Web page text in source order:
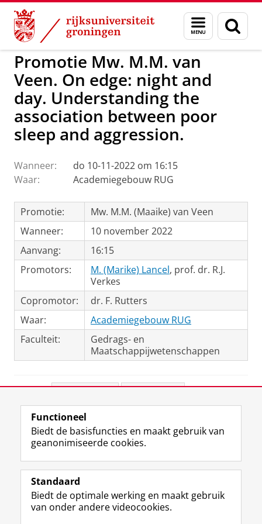
Skip
Content
Skip
Navigation
Menu
en
zoeken
GMW Activiteiten
Promotie Mw. M.M. van
Veen. On edge: night and
day. Understanding the
association between poor
sleep and aggression.
Wanneer:
do 10-11-2022 om 16:15
Waar:
Academiegebouw RUG
Promotie:
Mw. M.M. (Maaike) van Veen
Wanneer:
10 november 2022
Aanvang:
16:15
Promotors:
M. (Marike) Lancel, prof. dr. R.J.
Verkes
Copromotor:
dr. F. Rutters
Waar:
Academiegebouw RUG
Faculteit:
Gedrags- en
Maatschappijwetenschappen
View this page in:English
Volg de RUG
F
a
e
b
L
i
k
e
R
S
-
f
I
n
t
Y
o
T
Studiekiezers
Functioneel
Biedt de basisfuncties en maakt gebruik van
geanonimiseerde cookies.
Standaard
Biedt de optimale werking en maakt gebruik
van onder andere videocookies.